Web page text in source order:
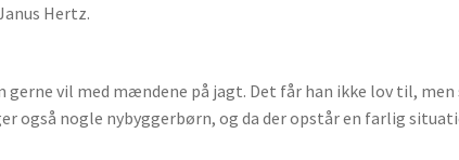
Hertz.
vil med mændene på jagt. Det får han ikke lov til, men
også nogle nybyggerbørn, og da der opstår en farlig